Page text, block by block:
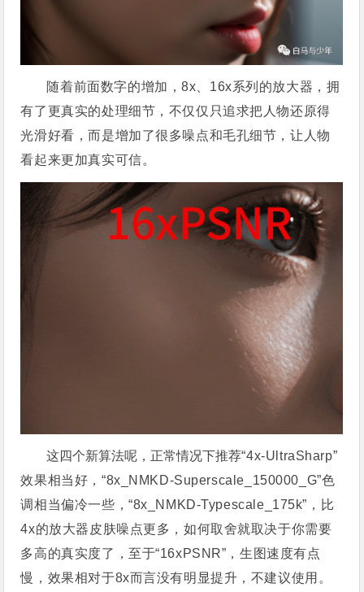
随着前面数字的增加，8x、16x系列的放大器，拥
有了更真实的处理细节，不仅仅只追求把人物还原得
光滑好看，而是增加了很多噪点和毛孔细节，让人物
看起来更加真实可信。
这四个新算法呢，正常情况下推荐“4x-UltraSharp”
效果相当好， “8x_NMKD-Superscale_150000_G”色
调相当偏冷一些，“8x_NMKD-Typescale_175k”，比
4x的放大器皮肤噪点更多，如何取舍就取决于你需要
多高的真实度了，至于“16xPSNR”，生图速度有点
慢，效果相对于8x而言没有明显提升，不建议使用。